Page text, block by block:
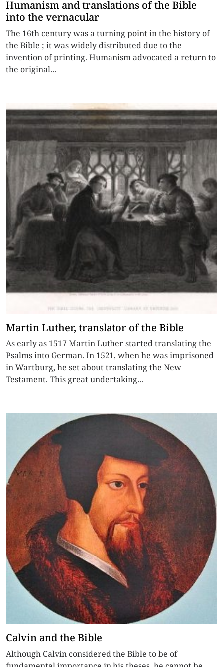
Humanism and translations of the Bible
into the vernacular
The 16th century was a turning point in the history of
the Bible ; it was widely distributed due to the
invention of printing. Humanism advocated a return to
the original...
Martin Luther, translator of the Bible
As early as 1517 Martin Luther started translating the
Psalms into German. In 1521, when he was imprisoned
in Wartburg, he set about translating the New
Testament. This great undertaking...
Calvin and the Bible
Although Calvin considered the Bible to be of